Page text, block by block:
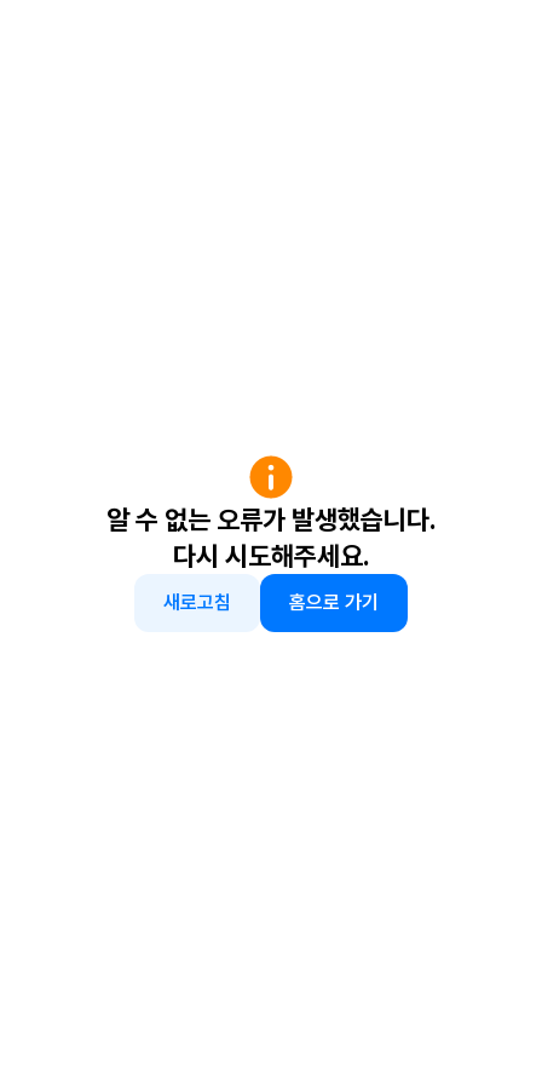
알 수 없는 오류가 발생했습니다.
다시 시도해주세요.
새로고침 홈으로 가기